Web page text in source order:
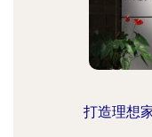
打造理想